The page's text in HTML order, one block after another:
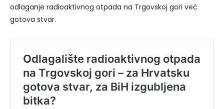
odlaganje radioaktivnog otpada na Trgovskoj gori već
gotova stvar.